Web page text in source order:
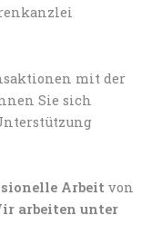
Arbeit von
arbeiten unter